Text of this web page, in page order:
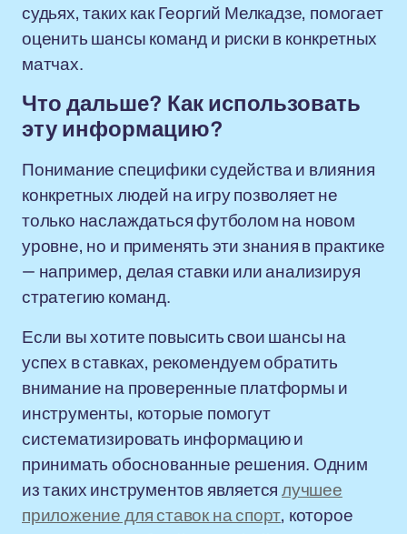
судьях, таких как Георгий Мелкадзе, помогает
оценить шансы команд и риски в конкретных
матчах.
Что дальше? Как использовать
эту информацию?
Понимание специфики судейства и влияния
конкретных людей на игру позволяет не
только наслаждаться футболом на новом
уровне, но и применять эти знания в практике
— например, делая ставки или анализируя
стратегию команд.
Если вы хотите повысить свои шансы на
успех в ставках, рекомендуем обратить
внимание на проверенные платформы и
инструменты, которые помогут
систематизировать информацию и
принимать обоснованные решения. Одним
из таких инструментов являетсялучшее
приложение для ставок на спорт, которое